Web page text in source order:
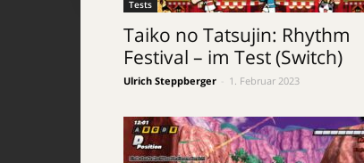
Tests
Taiko no Tatsujin: Rhythm
Festival – im Test (Switch)
Ulrich Steppberger 1. Februar 2023